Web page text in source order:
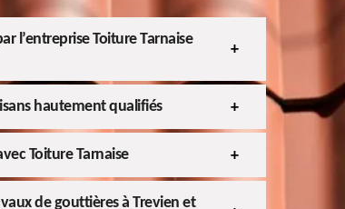
l’entreprise Toiture Tarnaise
hautement qualifiés
Toiture Tarnaise
de gouttières à Trevien et